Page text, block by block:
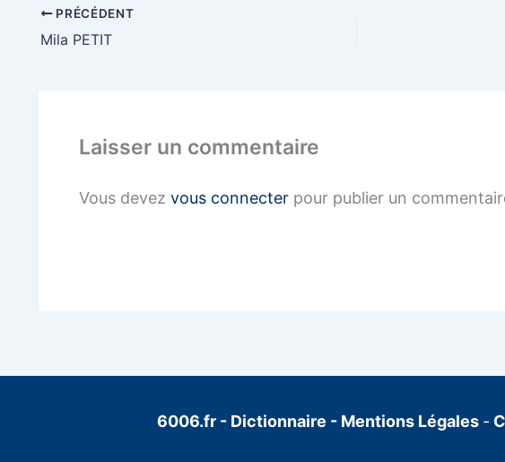
PRÉCÉDENT
Mila PETIT
Laisser un commentaire
Vous devez vous connecter pour publier un
6006.fr - Dictionnaire - Mentions Légales -